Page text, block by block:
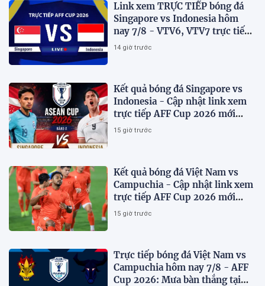
Link xem TRỰC TIẾP bóng đá
Singapore vs Indonesia hôm
nay 7/8 - VTV6, VTV7 trực tiếp
AFF Cup 2026
14 giờ trước
Kết quả bóng đá Singapore vs
Indonesia - Cập nhật link xem
trực tiếp AFF Cup 2026 mới
nhất.
15 giờ trước
Kết quả bóng đá Việt Nam vs
Campuchia - Cập nhật link xem
trực tiếp AFF Cup 2026 mới
nhất
15 giờ trước
Trực tiếp bóng đá Việt Nam vs
Campuchia hôm nay 7/8 - AFF
Cup 2026: Mưa bàn thắng tại